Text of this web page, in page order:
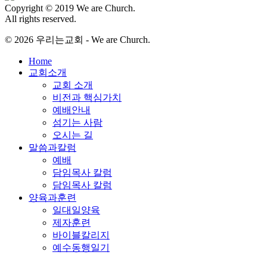
Copyright © 2019 We are Church.
All rights reserved.
© 2026 우리는교회 - We are Church.
Close
Menu
Home
교회소개
교회 소개
비전과 핵심가치
예배안내
섬기는 사람
오시는 길
말씀과칼럼
예배
담임목사 칼럼
담임목사 칼럼
양육과훈련
일대일양육
제자훈련
바이블칼리지
예수동행일기